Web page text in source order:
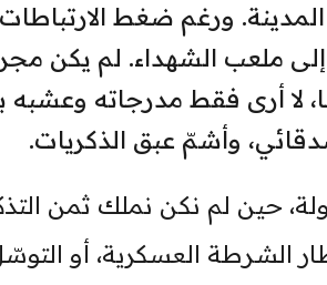
ورغم ضغط الارتباطات
ملعب الشهداء. لم يكن
لا أرى فقط مدرجاته
وأشمّ عبق الذكريات.
حين لم نكن نملك ثمن
الشرطة العسكرية، أو